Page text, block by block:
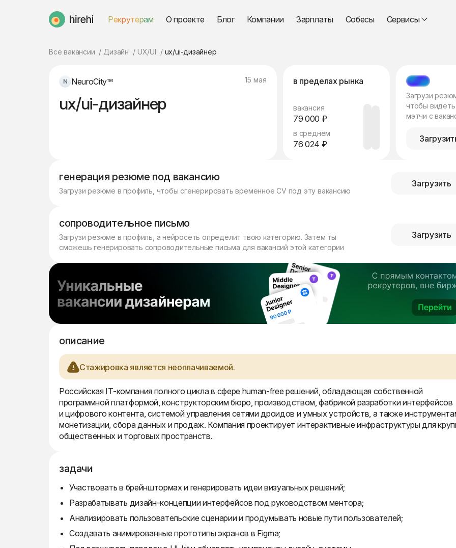
HireHi Рекрутерам О проекте Блог Компании Зарплаты Собесы Сервисы
Все вакансии Дизайн UX/UI ux/ui-дизайнер
NeuroCity™ 15 мая
ux/ui-дизайнер
в пределах рынка
вакансия
79 000 ₽
в среднем
76 024 ₽
МЭТЧ
Загрузи
чтобы видеть
мэтчи с
генерация резюме под вакансию
Загрузи резюме в профиль, чтобы сгенерировать временное CV под эту вакансию
Загрузить
сопроводительное письмо
Загрузи резюме в профиль, а нейросеть определит твою категорию. Затем ты
сможешь генерировать сопроводительные письма для вакансий этой категории
Загрузить
описание
Стажировка является неоплачиваемой.
Российская IT-компания полного цикла в сфере human-free решений, обладающая собственной
программной платформой, конструкторским бюро, производством, фабрикой разработки интерфейсов
и цифрового контента, системой управления сетями дроидов и умных устройств, а также
монетизации, сбора данных и продаж. Компания проектирует интерактивные инфраструктуры для
общественных и торговых пространств.
задачи
Участвовать в брейнштормах и генерировать идеи визуальных решений;
Разрабатывать дизайн-концепции интерфейсов под руководством ментора;
Анализировать пользовательские сценарии и продумывать новые пути пользователей;
Создавать анимированные прототипы экранов в Figma;